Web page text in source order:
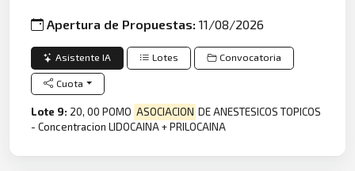
Apertura de Propuestas:11/08/2026
Asistente IA Lotes Convocatoria
Cuota
Lote 9: 20, 00 POMO ASOCIACION DE ANESTESICOS TOPICOS
- Concentracion LIDOCAINA + PRILOCAINA